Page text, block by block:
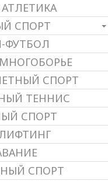
АТЛЕТИКА
СПОРТ
ФУТБОЛ
СПОРТ
ТЕННИС
СПОРТ
СПОРТ